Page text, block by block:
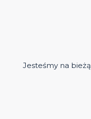
Jesteśmy na